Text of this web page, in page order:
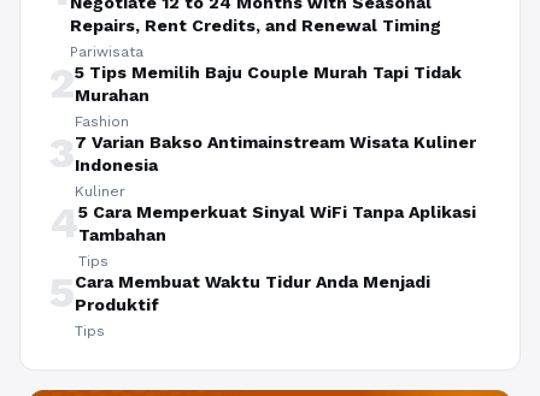
Repairs, Rent Credits, and Renewal Timing
Pariwisata
25 Tips Memilih Baju Couple Murah Tapi Tidak
Murahan
Fashion
37 Varian Bakso Antimainstream Wisata Kuliner
Indonesia
Kuliner
45 Cara Memperkuat Sinyal WiFi Tanpa Aplikasi
Tambahan
Tips
5Cara Membuat Waktu Tidur Anda Menjadi
Produktif
Tips